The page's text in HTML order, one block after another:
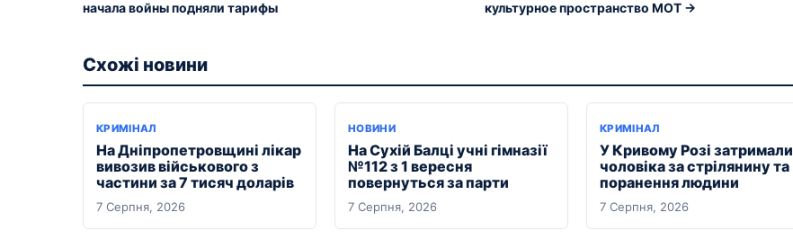
начала войны подняли тарифы
культурное пространство МОТ →
Схожі новини
КРИМІНАЛ
На Дніпропетровщині лікар
вивозив військового з
частини за 7 тисяч доларів
7 Серпня, 2026
НОВИНИ
На Сухій Балці учні гімназії
№112 з 1 вересня
повернуться за парти
7 Серпня, 2026
КРИМІНАЛ
У Кривому Розі затримали
чоловіка за стрілянину та
поранення людини
7 Серпня, 2026